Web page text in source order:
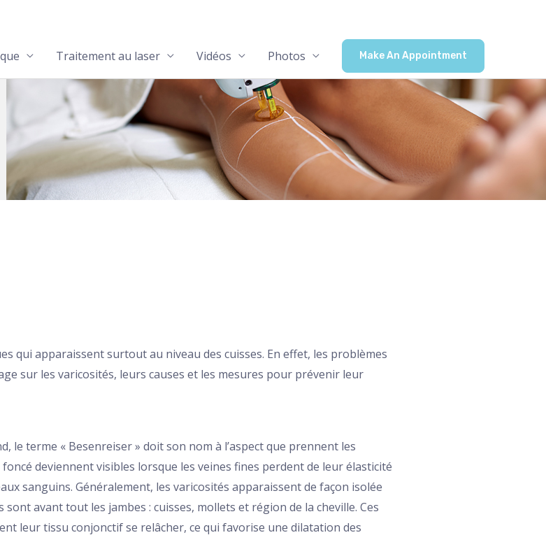
Traitement au laser Vidéos Photos Make An Appointment
qui apparaissent surtout au niveau des cuisses. En effet, les problèmes
sur les varicosités, leurs causes et les mesures pour prévenir leur
le terme « Besenreiser » doit son nom à l’aspect que prennent les
deviennent visibles lorsque les veines fines perdent de leur élasticité
sanguins. Généralement, les varicosités apparaissent de façon isolée
avant tout les jambes : cuisses, mollets et région de la cheville. Ces
leur tissu conjonctif se relâcher, ce qui favorise une dilatation des